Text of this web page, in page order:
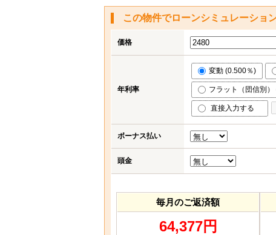
この物件でローンシミュレーショ
価格
年利率
変動 (0.500％)
フラット（団信別
直接入力する
ボーナス払い
頭金
毎月のご返済額
64,377円